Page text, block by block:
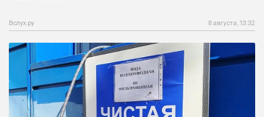
Вслух.ру 8 августа, 13:32